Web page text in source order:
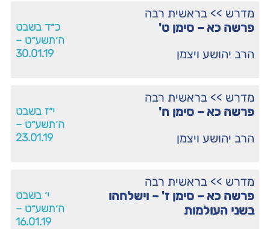
מדרש >> בראשית רבה
פרשה כא – סימן ט'
הרב יהושע ויצמן
כ״ד בשבט
ה׳תשע״ט –
30.01.19
מדרש >> בראשית רבה
פרשה כא – סימן ח'
הרב יהושע ויצמן
י״ז בשבט
ה׳תשע״ט –
23.01.19
מדרש >> בראשית רבה
פרשה כא – סימן ז' – וישלחהו
בשני העולמות
י׳ בשבט
ה׳תשע״ט –
16.01.19